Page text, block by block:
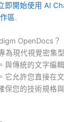
即開始使用 AI
區.
OpenDocs？
為現代視覺密集
與傳統的文字編
它允許您直接在
保您的技術規格